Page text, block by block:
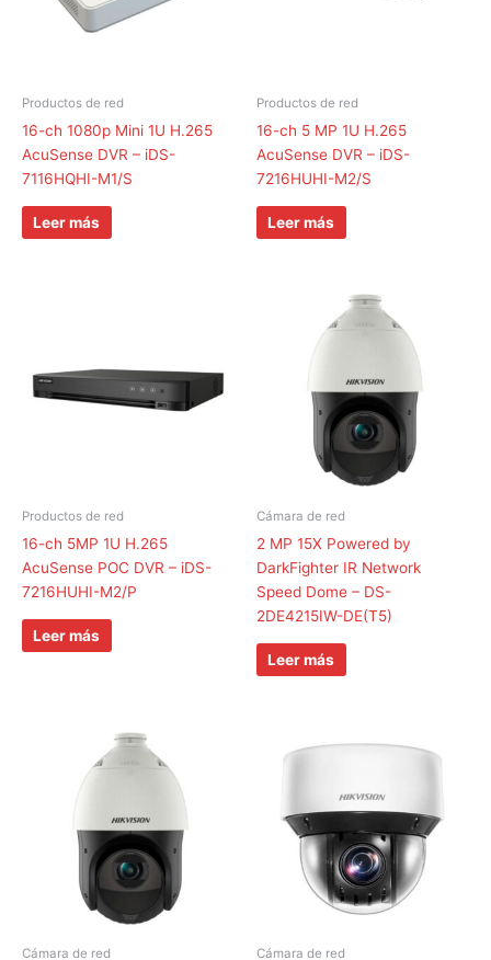
Productos de red
16-ch 1080p Mini 1U H.265
AcuSense DVR – iDS-
7116HQHI-M1/S
Leer más
Productos de red
16-ch 5 MP 1U H.265
AcuSense DVR – iDS-
7216HUHI-M2/S
Leer más
Productos de red
16-ch 5MP 1U H.265
AcuSense POC DVR – iDS-
7216HUHI-M2/P
Leer más
Cámara de red
2 MP 15X Powered by
DarkFighter IR Network
Speed Dome – DS-
2DE4215IW-DE(T5)
Leer más
Cámara de red Cámara de red